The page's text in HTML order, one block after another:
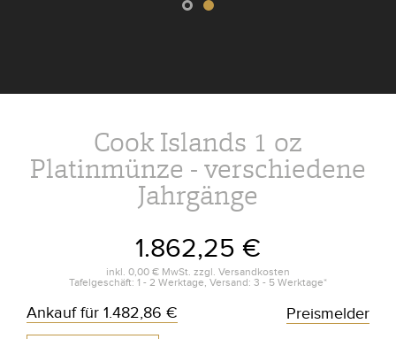
Cook Islands 1 oz
Platinmünze - verschiedene
Jahrgänge
1.862,25 €
inkl. 0,00 € MwSt. zzgl. Versandkosten
Tafelgeschäft: 1 - 2 Werktage, Versand: 3 - 5 Werktage*
Ankauf für 1.482,86 € Preismelder